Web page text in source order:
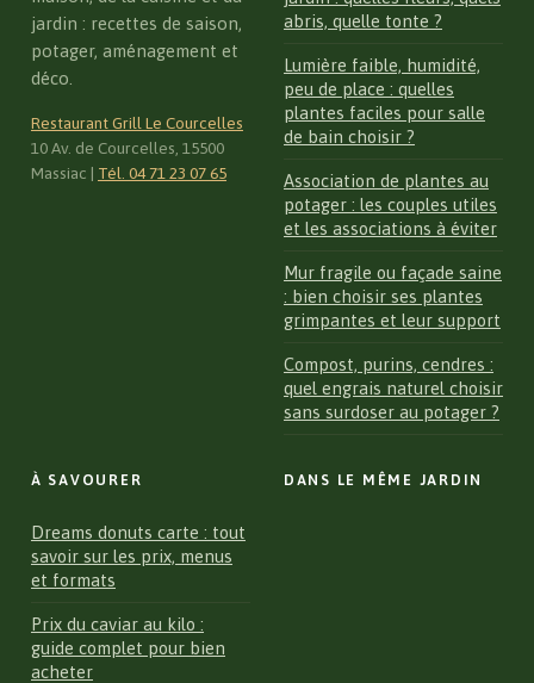
jardin : recettes de saison,
potager, aménagement et
déco.
Restaurant Grill Le Courcelles
10 Av. de Courcelles, 15500
Massiac | Tél. 04 71 23 07 65
abris, quelle tonte ?
Lumière faible, humidité,
peu de place : quelles
plantes faciles pour salle
de bain choisir ?
Association de plantes au
potager : les couples utiles
et les associations à éviter
Mur fragile ou façade saine
: bien choisir ses plantes
grimpantes et leur support
Compost, purins, cendres :
quel engrais naturel choisir
sans surdoser au potager ?
À SAVOURER
Dreams donuts carte : tout
savoir sur les prix, menus
et formats
Prix du caviar au kilo :
guide complet pour bien
acheter
DANS LE MÊME JARDIN